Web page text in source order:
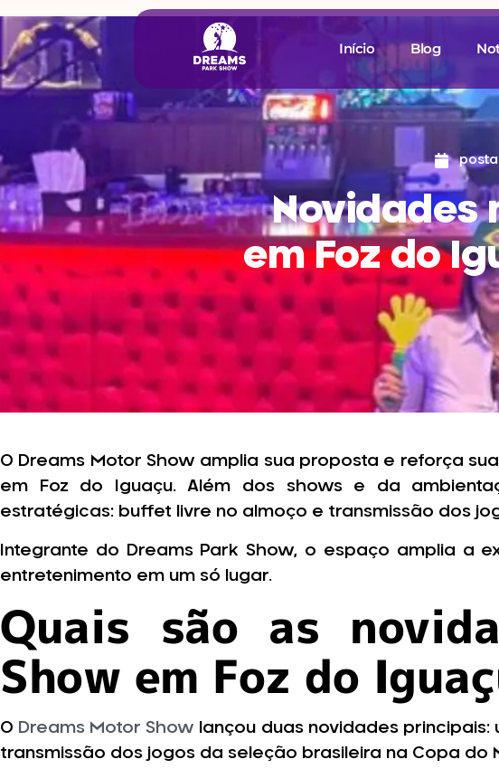
Início Blog
Novidades
em Foz do
O Dreams Motor Show amplia sua proposta e reforça
em Foz do Iguaçu. Além dos shows e da
estratégicas: buffet livre no almoço e transmissão dos
Integrante do Dreams Park Show, o espaço amplia a
entretenimento em um só lugar.
Quais são as
Show em Foz do
O Dreams Motor Show lançou duas novidades
transmissão dos jogos da seleção brasileira na Copa